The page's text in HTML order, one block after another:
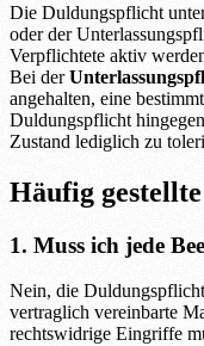
Die Duldungspflicht
oder der
Verpflichtete aktiv
Bei der
angehalten, eine
Duldungspflicht
Zustand lediglich zu
Häufig
1. Muss ich jede
Nein, die
vertraglich vereinbarte
rechtswidrige Eingriffe